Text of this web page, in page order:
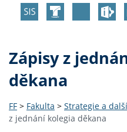
Zápisy z
děkana
FF > Fakulta > Strategie a
z jednání kolegia děkana